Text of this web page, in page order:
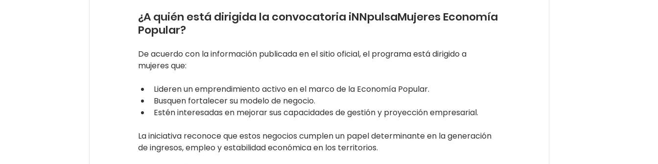
¿A quién está dirigida la convocatoria iNNpulsaMujeres Economía
Popular?
De acuerdo con la información publicada en el sitio oficial, el programa está dirigido a
mujeres que:
Lideren un emprendimiento activo en el marco de la Economía Popular.
Busquen fortalecer su modelo de negocio.
Estén interesadas en mejorar sus capacidades de gestión y proyección empresarial.
La iniciativa reconoce que estos negocios cumplen un papel determinante en la generación
de ingresos, empleo y estabilidad económica en los territorios.